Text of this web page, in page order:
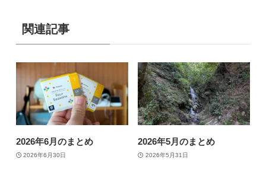
関連記事
2026年6月のまとめ
2026年6月30日
2026年5月のまとめ
2026年5月31日